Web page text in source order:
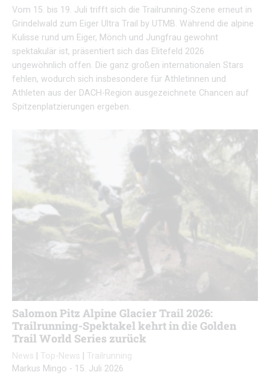
Vom 15. bis 19. Juli trifft sich die Trailrunning-Szene erneut in
Grindelwald zum Eiger Ultra Trail by UTMB. Während die alpine
Kulisse rund um Eiger, Mönch und Jungfrau gewohnt
spektakulär ist, präsentiert sich das Elitefeld 2026
ungewöhnlich offen. Die ganz großen internationalen Stars
fehlen, wodurch sich insbesondere für Athletinnen und
Athleten aus der DACH-Region ausgezeichnete Chancen auf
Spitzenplatzierungen ergeben.
Salomon Pitz Alpine Glacier Trail 2026:
Trailrunning-Spektakel kehrt in die Golden
Trail World Series zurück
News Top-News
Trailrunning
Markus Mingo - 15. Juli 2026